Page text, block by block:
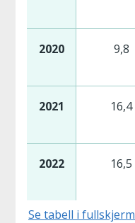
2020 9,8
2021 16,4
2022 16,5
Se tabell i fullskjerm